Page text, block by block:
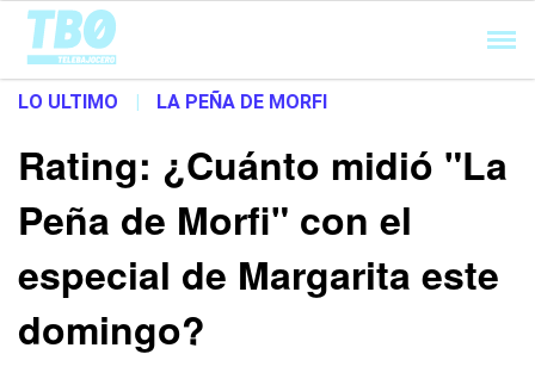
Cargando...
LO ULTIMO | LA PEÑA DE MORFI
Rating: ¿Cuánto midió "La
Peña de Morfi" con el
especial de Margarita este
domingo?